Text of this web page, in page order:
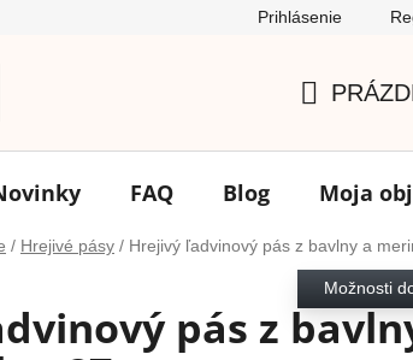
Podmienky ochrany osobných údajov
Prihlásenie
KOŠÍK
FAQ Blog Moja
/ Hrejivé pásy / Hrejivý ľadvinový pás z bavlny a
pás z
Možnosti